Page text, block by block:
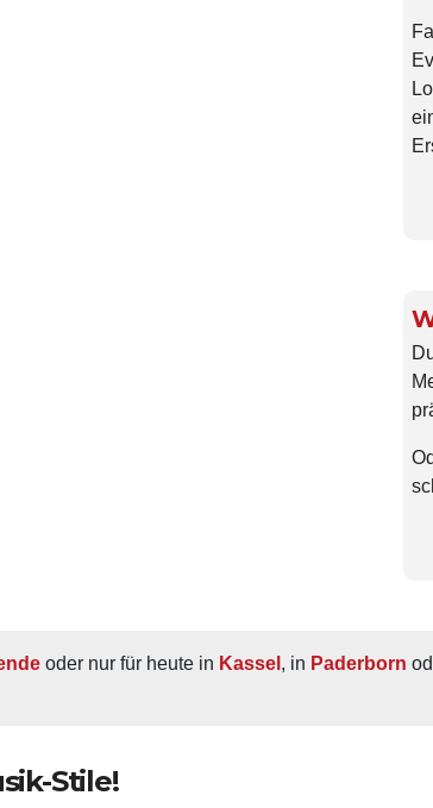
oder nur für heute in Kassel , in Paderborn
Stile!